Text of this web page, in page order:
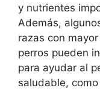
y nutrientes
Además,
razas con
perros pueden
para ayudar al
saludable,